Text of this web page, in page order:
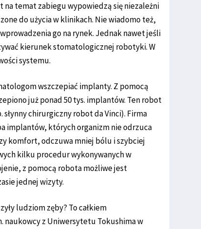
na temat zabiegu wypowiedzą się niezależni
do użycia w klinikach. Nie wiadomo też,
go na rynek. Jednak nawet jeśli
kierunek stomatologicznej robotyki. W
systemu.
wszczepiać implanty. Z pomocą
już ponad 50 tys. implantów. Ten robot
chirurgiczny robot da Vinci). Firma
implantów, których organizm nie odrzuca
komfort, odczuwa mniej bólu i szybciej
kilku procedur wykonywanych w
z pomocą robota możliwe jest
jednej wizyty.
ludziom zęby? To całkiem
naukowcy z Uniwersytetu Tokushima w